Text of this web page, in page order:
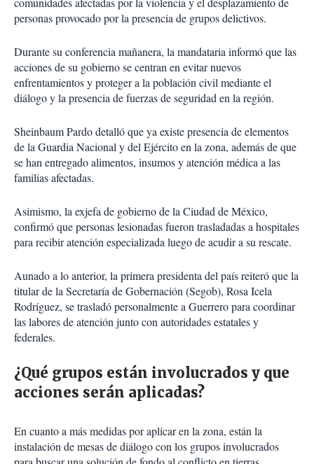
personas provocado por la presencia de grupos delictivos.
Durante su conferencia mañanera, la mandataria informó que las
acciones de su gobierno se centran en evitar nuevos
enfrentamientos y proteger a la población civil mediante el
diálogo y la presencia de fuerzas de seguridad en la región.
Sheinbaum Pardo detalló que ya existe presencia de elementos
de la Guardia Nacional y del Ejército en la zona, además de que
se han entregado alimentos, insumos y atención médica a las
familias afectadas.
Asimismo, la exjefa de gobierno de la Ciudad de México,
confirmó que personas lesionadas fueron trasladadas a hospitales
para recibir atención especializada luego de acudir a su rescate.
Aunado a lo anterior, la primera presidenta del país reiteró que la
titular de la Secretaría de Gobernación (Segob), Rosa Icela
Rodríguez, se trasladó personalmente a Guerrero para coordinar
las labores de atención junto con autoridades estatales y
federales.
¿Qué grupos están involucrados y que
acciones serán aplicadas?
En cuanto a más medidas por aplicar en la zona, están la
instalación de mesas de diálogo con los grupos involucrados